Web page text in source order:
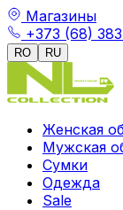
Магазины
+373 (68)
RO RU
Женская
Мужская
Сумки
Одежда
Sale